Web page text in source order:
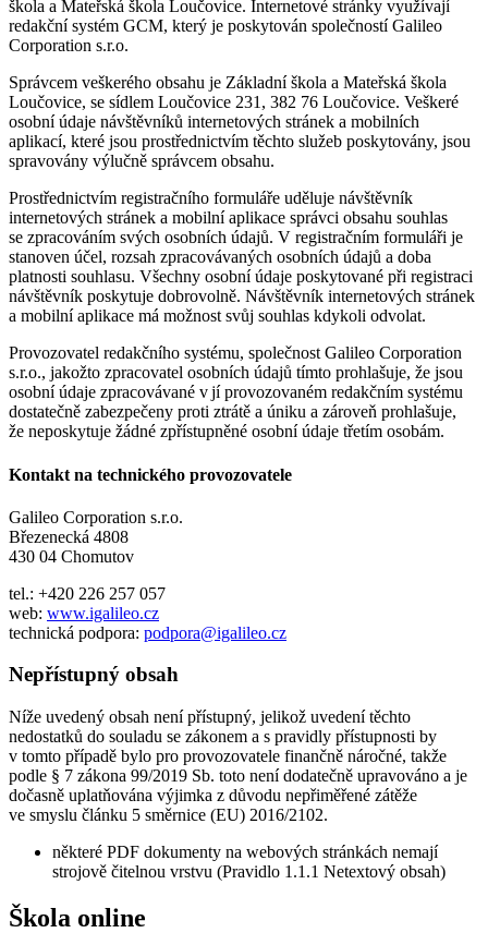
škola a Mateřská škola Loučovice. Internetové stránky využívají
redakční systém GCM, který je poskytován společností Galileo
Corporation s.r.o.
Správcem veškerého obsahu je Základní škola a Mateřská škola
Loučovice, se sídlem Loučovice 231, 382 76 Loučovice. Veškeré
osobní údaje návštěvníků internetových stránek a mobilních
aplikací, které jsou prostřednictvím těchto služeb poskytovány, jsou
spravovány výlučně správcem obsahu.
Prostřednictvím registračního formuláře uděluje návštěvník
internetových stránek a mobilní aplikace správci obsahu souhlas
se zpracováním svých osobních údajů. V registračním formuláři je
stanoven účel, rozsah zpracovávaných osobních údajů a doba
platnosti souhlasu. Všechny osobní údaje poskytované při registraci
návštěvník poskytuje dobrovolně. Návštěvník internetových stránek
a mobilní aplikace má možnost svůj souhlas kdykoli odvolat.
Provozovatel redakčního systému, společnost Galileo Corporation
s.r.o., jakožto zpracovatel osobních údajů tímto prohlašuje, že jsou
osobní údaje zpracovávané v jí provozovaném redakčním systému
dostatečně zabezpečeny proti ztrátě a úniku a zároveň prohlašuje,
že neposkytuje žádné zpřístupněné osobní údaje třetím osobám.
Kontakt na technického provozovatele
Galileo Corporation s.r.o.
Březenecká 4808
430 04 Chomutov
tel.: +420 226 257 057
web: www.igalileo.cz
technická podpora: podpora@igalileo.cz
Nepřístupný obsah
Níže uvedený obsah není přístupný, jelikož uvedení těchto
nedostatků do souladu se zákonem a s pravidly přístupnosti by
v tomto případě bylo pro provozovatele finančně náročné, takže
podle § 7 zákona 99/2019 Sb. toto není dodatečně upravováno a je
dočasně uplatňována výjimka z důvodu nepřiměřené zátěže
ve smyslu článku 5 směrnice (EU) 2016/2102.
některé PDF dokumenty na webových stránkách nemají
strojově čitelnou vrstvu (Pravidlo 1.1.1 Netextový obsah)
Škola online